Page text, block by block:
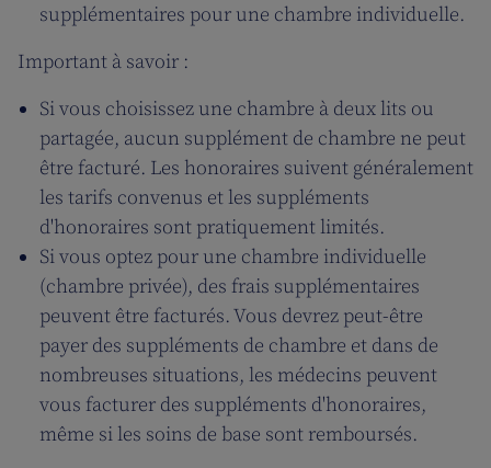
supplémentaires pour une chambre individuelle.
Important à savoir :
Si vous choisissez une chambre à deux lits ou
partagée, aucun supplément de chambre ne peut
être facturé. Les honoraires suivent généralement
les tarifs convenus et les suppléments
d'honoraires sont pratiquement limités.
Si vous optez pour une chambre individuelle
(chambre privée), des frais supplémentaires
peuvent être facturés. Vous devrez peut-être
payer des suppléments de chambre et dans de
nombreuses situations, les médecins peuvent
vous facturer des suppléments d'honoraires,
même si les soins de base sont remboursés.